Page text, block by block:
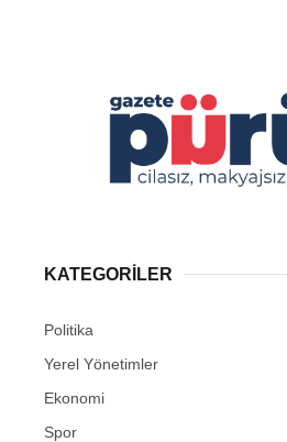
KATEGORİLER
Politika
Yerel Yönetimler
Ekonomi
Spor